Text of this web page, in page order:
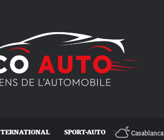
SPORT-AUTO Casablanca